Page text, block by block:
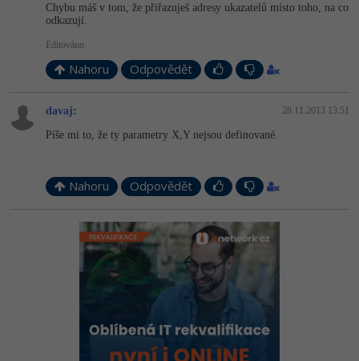
Chybu máš v tom, že přiřazuješ adresy ukazatelů místo toho, na co
odkazují.
Editováno
Nahoru Odpovědět
davaj: 28.11.2013 13:51
Píše mi to, že ty parametry X,Y nejsou definované.
Nahoru Odpovědět